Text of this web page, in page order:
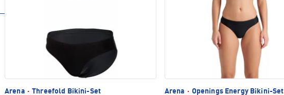
Arena · Threefold Bikini-Set
Arena · Openings Energy Bikini-Set